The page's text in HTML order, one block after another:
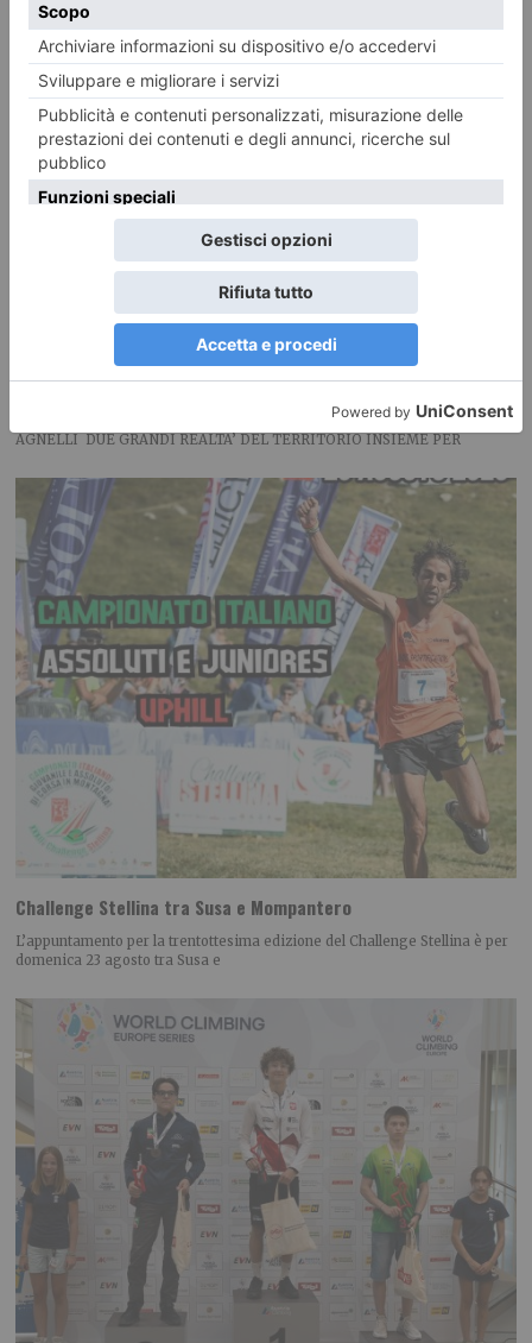
Coppa del Presidente al Golf Club Sestrieres per la ricerca
NASCE LA PARTNERSHIP TRA VIALATTEA E FONDAZIONE ALLEGRA
AGNELLI DUE GRANDI REALTA’ DEL TERRITORIO INSIEME PER
Challenge Stellina tra Susa e Mompantero
L’appuntamento per la trentottesima edizione del Challenge Stellina è per
domenica 23 agosto tra Susa e